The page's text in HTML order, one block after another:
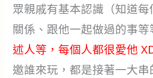
眾親戚有基本認識（知道
關係、跟他一起做過的事等
述人等，每個人都很愛他
邀誰來玩，都是接著一大